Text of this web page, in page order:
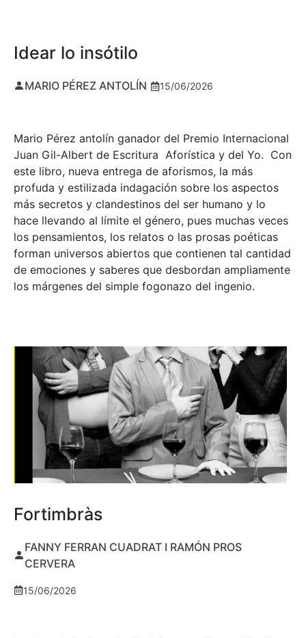
Idear lo insótilo
MARIO PÉREZ ANTOLÍN 15/06/2026
Mario Pérez antolín ganador del Premio Internacional
Juan Gil-Albert de Escritura Aforística y del Yo. Con
este libro, nueva entrega de aforismos, la más
profuda y estilizada indagación sobre los aspectos
más secretos y clandestinos del ser humano y lo
hace llevando al límite el género, pues muchas veces
los pensamientos, los relatos o las prosas poéticas
forman universos abiertos que contienen tal cantidad
de emociones y saberes que desbordan ampliamente
los márgenes del simple fogonazo del ingenio.
Fortimbràs
FANNY FERRAN CUADRAT I RAMÓN PROS
CERVERA
15/06/2026